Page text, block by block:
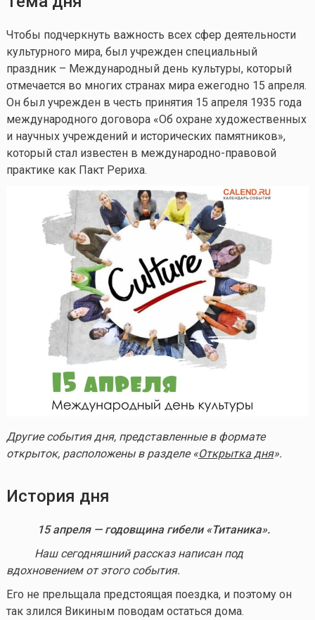
Чтобы подчеркнуть важность всех сфер деятельности
культурного мира, был учрежден специальный
праздник – Международный день культуры, который
отмечается во многих странах мира ежегодно 15 апреля.
Он был учрежден в честь принятия 15 апреля 1935 года
международного договора «Об охране художественных
и научных учреждений и исторических памятников»,
который стал известен в международно-правовой
практике как Пакт Рериха.
Другие события дня, представленные в формате
открыток, расположены в разделе «Открытка дня».
История дня
15 апреля — годовщина гибели «Титаника».
Наш сегодняшний рассказ написан под
вдохновением от этого события.
Его не прельщала предстоящая поездка, и поэтому он
так злился Викиным поводам остаться дома.